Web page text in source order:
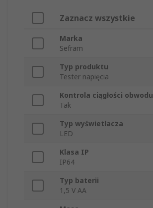
Zaznacz wszystkie
Marka
Sefram
Typ produktu
Tester napięcia
Kontrola ciągłości obwodu
Tak
Typ wyświetlacza
LED
Klasa IP
IP64
Typ baterii
1,5 V AA